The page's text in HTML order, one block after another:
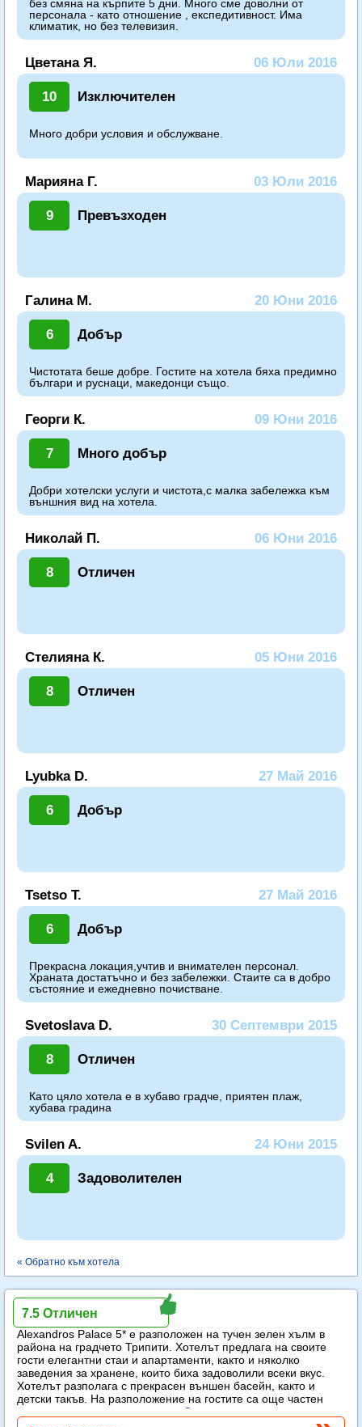
без смяна на кърпите 5 дни. Много сме доволни от
персонала - като отношение , експедитивност. Има
климатик, но без телевизия.
Цветана Я. 06 Юли 2016
10 Изключителен
Много добри условия и обслужване.
Марияна Г. 03 Юли 2016
9 Превъзходен
Галина М. 20 Юни 2016
6 Добър
Чистотата беше добре. Гостите на хотела бяха предимно
българи и руснаци, македонци също.
Георги К. 09 Юни 2016
7 Много добър
Добри хотелски услуги и чистота,с малка забележка към
външния вид на хотела.
Николай П. 06 Юни 2016
8 Отличен
Стелияна К. 05 Юни 2016
8 Отличен
Lyubka D. 27 Май 2016
6 Добър
Tsetso T. 27 Май 2016
6 Добър
Прекрасна локация,учтив и внимателен персонал.
Храната достатъчно и без забележки. Стаите са в добро
състояние и ежедневно почистване.
Svetoslava D. 30 Септември 2015
8 Отличен
Като цяло хотела е в хубаво градче, приятен плаж,
хубава градина
Svilen A. 24 Юни 2015
4 Задоволителен
« Обратно към хотела
Alexandros Palace
Alexandros Palace 5* e разположен на тучен зелен хълм в
района на градчето Трипити. Хотелът предлага на своите
гости елегантни стаи и апартаменти, както и няколко
заведения за хранене, които биха задоволили всеки вкус.
Хотелът разполага с прекрасен външен басейн, както и
детски такъв. На разположение на гостите са още частен
Още...
7.5 Отличен